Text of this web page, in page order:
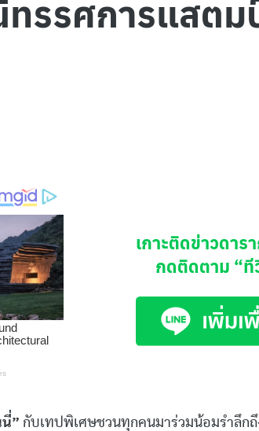
รรศการแสตม
เกาะติดข่าวดาร
กดติดตาม “
นี่” กับเทปพิเศษชวนทุกคนมาร่วมน้อมรำลึก